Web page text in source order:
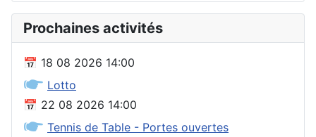
Prochaines activités
📅 18 08 2026 14:00
🖝 Lotto
📅 22 08 2026 14:00
🖝 Tennis de Table - Portes ouvertes